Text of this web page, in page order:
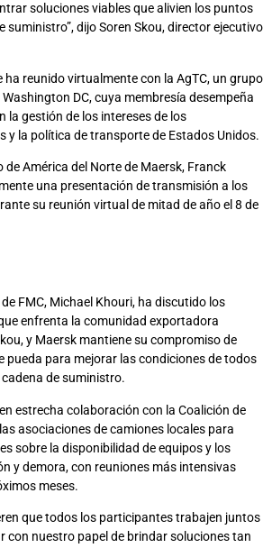
soluciones viables que alivien los puntos
suministro”, dijo Soren Skou, director ejecutivo
ha reunido virtualmente con la AgTC, un grupo
DC, cuya membresía desempeña
la gestión de los intereses de los
y la política de transporte de Estados Unidos.
de América del Norte de Maersk, Franck
una presentación de transmisión a los
su reunión virtual de mitad de año el 8 de
FMC, Michael Khouri, ha discutido los
enfrenta la comunidad exportadora
y Maersk mantiene su compromiso de
pueda para mejorar las condiciones de todos
de suministro.
estrecha colaboración con la Coalición de
asociaciones de camiones locales para
sobre la disponibilidad de equipos y los
y demora, con reuniones más intensivas
meses.
que todos los participantes trabajen juntos
con nuestro papel de brindar soluciones tan